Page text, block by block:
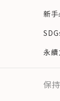
新
永續
保